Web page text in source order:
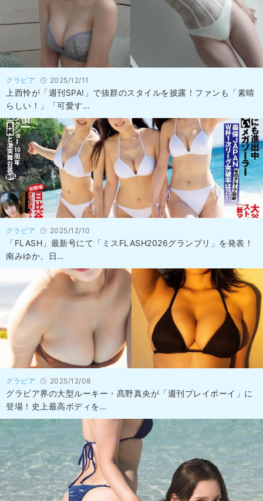
グラビア 2025/12/11
上西怜が「週刊SPA!」で抜群のスタイルを披露！ファンも「素晴
らしい！」「可愛す…
グラビア 2025/12/10
「FLASH」最新号にて「ミスFLASH2026グランプリ」を発表！
南みゆか、日…
グラビア 2025/12/08
グラビア界の大型ルーキー・髙野真央が「週刊プレイボーイ」に
登場！史上最高ボディを…